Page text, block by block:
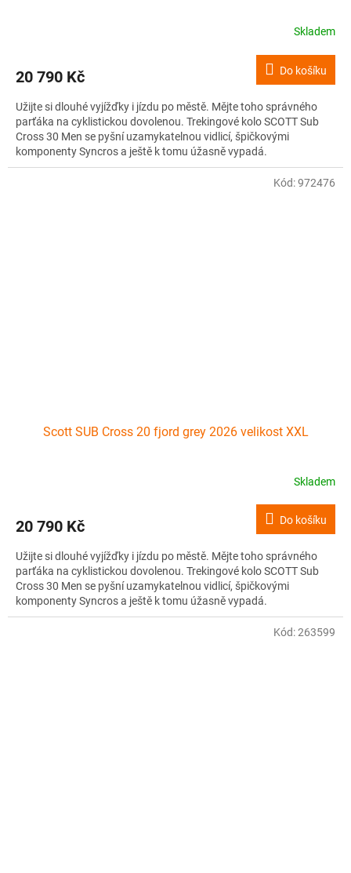
Skladem
20 790 Kč Do košíku
Užijte si dlouhé vyjížďky i jízdu po městě. Mějte toho správného
parťáka na cyklistickou dovolenou. Trekingové kolo SCOTT Sub
Cross 30 Men se pyšní uzamykatelnou vidlicí, špičkovými
komponenty Syncros a ještě k tomu úžasně vypadá.
Scott SUB Cross 20 fjord grey 2026 velikost XXL
Skladem
20 790 Kč Do košíku
Užijte si dlouhé vyjížďky i jízdu po městě. Mějte toho správného
parťáka na cyklistickou dovolenou. Trekingové kolo SCOTT Sub
Cross 30 Men se pyšní uzamykatelnou vidlicí, špičkovými
komponenty Syncros a ještě k tomu úžasně vypadá.
Kód:972476
Kód:263599